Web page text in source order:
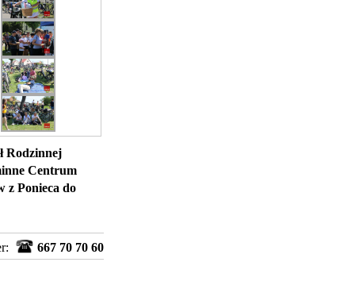
Rodzinnej
Centrum
z Ponieca do
667 70 70 60